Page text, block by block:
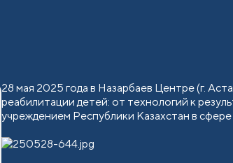
28 мая 2025 года в Назарбаев Центре (г.
реабилитации детей: от технологий к
учреждением Республики Казахстан в